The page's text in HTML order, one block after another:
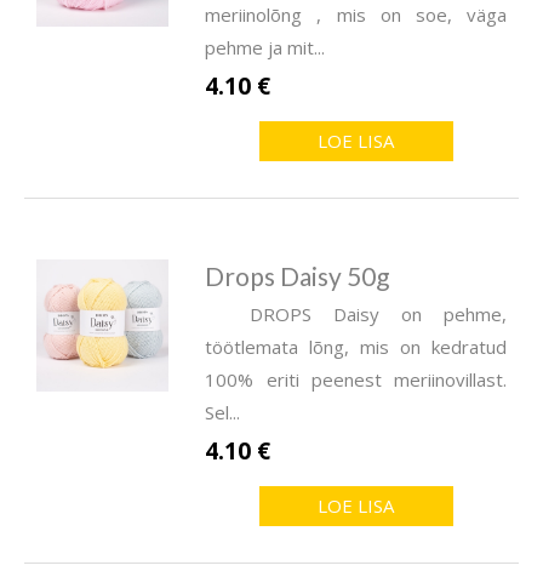
meriinolõng , mis on soe, väga
pehme ja mit...
4.10 €
LOE LISA
Drops Daisy 50g
DROPS Daisy on pehme,
töötlemata lõng, mis on kedratud
100% eriti peenest meriinovillast.
Sel...
4.10 €
LOE LISA